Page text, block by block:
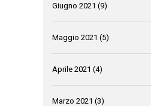
Giugno 2021 (9)
Maggio 2021 (5)
Aprile 2021 (4)
Marzo 2021 (3)